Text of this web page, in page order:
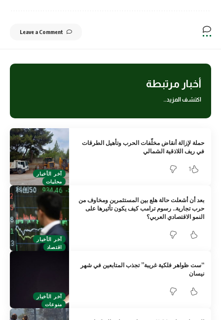
Leave a Comment
أخبار مرتبطة
اكتشف المزيد..
آخر الأخبار
محليات
حملة لإزالة أنقاض مخلّفات الحرب وتأهيل الطرقات
في ريف اللاذقية الشمالي
1
آخر الأخبار
اقتصاد
بعد أن أشعلت حالة هلع بين المستثمرين ومخاوف من
حرب تجارية.. رسوم ترامب كيف يكون تأثيرها على
النمو الاقتصادي العربي؟
آخر الأخبار
منوعات
“ست ظواهر فلكية غريبة” تجذب المتابعين في شهر
نيسان